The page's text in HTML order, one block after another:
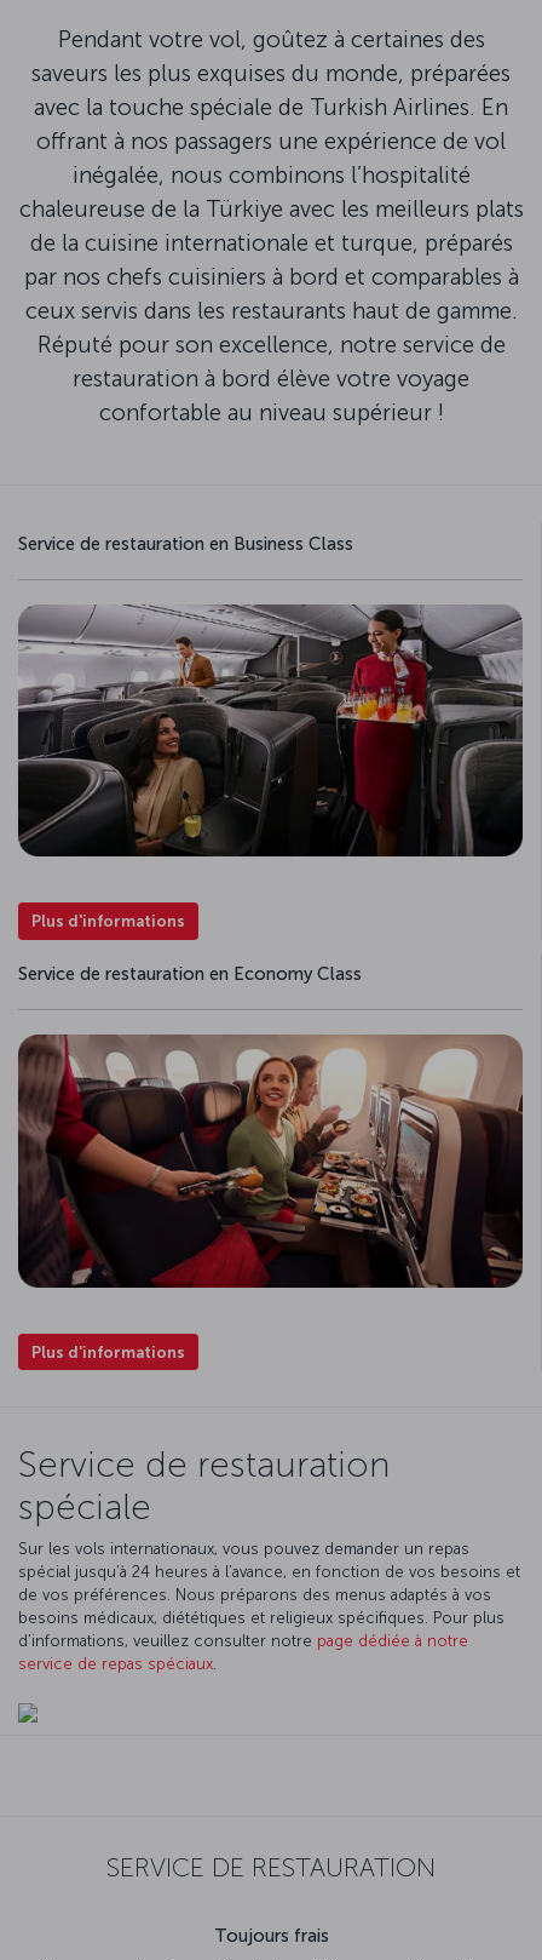
Pendant votre vol, goûtez à certaines des
saveurs les plus exquises du monde, préparées
avec la touche spéciale de Turkish Airlines. En
offrant à nos passagers une expérience de vol
inégalée, nous combinons l’hospitalité
chaleureuse de la Türkiye avec les meilleurs plats
de la cuisine internationale et turque, préparés
par nos chefs cuisiniers à bord et comparables à
ceux servis dans les restaurants haut de gamme.
Réputé pour son excellence, notre service de
restauration à bord élève votre voyage
confortable au niveau supérieur !
Service de restauration en Business Class
Plus d'informations
Service de restauration en Economy Class
Plus d'informations
Service de restauration
spéciale
Sur les vols internationaux, vous pouvez demander un repas
spécial jusqu’à 24 heures à l’avance, en fonction de vos besoins et
de vos préférences. Nous préparons des menus adaptés à vos
besoins médicaux, diététiques et religieux spécifiques. Pour plus
d’informations, veuillez consulter notre page dédiée à notre
service de repas spéciaux
SERVICE DE RESTAURATION
Toujours frais